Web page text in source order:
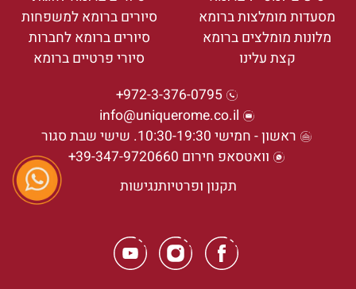
מסעדות מומלצות ברומא
מלונות מומלצים ברומא
קצת עלינו
סיורים ברומא למשפחות
סיורים ברומא לחברות
סיורי פרטיים ברומא
972-3-376-0795+
info@uniquerome.co.il
ראשון - חמישי 10:30-19:30. שישי שבת סגור
וואטסאפ חירום 39-347-9720660+
תקנון ופרטיותנגישות